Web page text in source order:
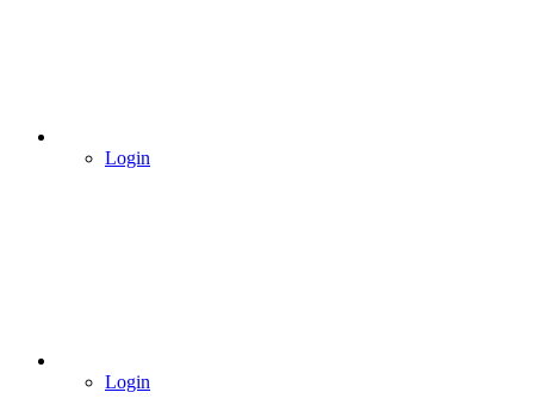
Login
Login